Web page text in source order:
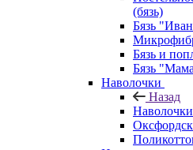
(бязь)
Бязь
Бязь и
Бязь
Наволочки
Назад
Наволочки